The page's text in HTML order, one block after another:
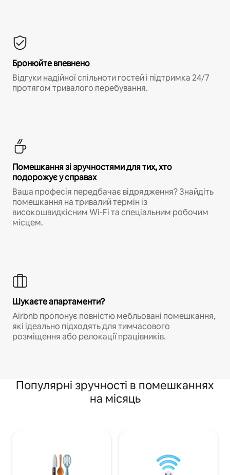
Бронюйте впевнено
Відгуки надійної спільноти гостей і підтримка 24/7
протягом тривалого перебування.
Помешкання зі зручностями для тих, хто
подорожує у справах
Ваша професія передбачає відрядження? Знайдіть
помешкання на тривалий термін із
високошвидкісним Wi-Fi та спеціальним робочим
місцем.
Шукаєте апартаменти?
Airbnb пропонує повністю мебльовані помешкання,
які ідеально підходять для тимчасового
розміщення або релокації працівників.
Популярні зручності в помешканнях
на місяць